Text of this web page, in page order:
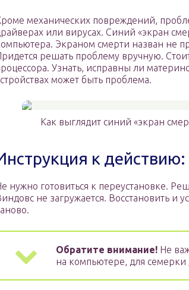
механических повреждений,
или вирусах. Синий «экран
Экраном смерти назван не
решать проблему вручную.
Узнать, исправны ли
может быть проблема.
Как выглядит синий «экран
к действию:
нужно готовиться к переустановке.
не загружается. Восстановить и
Обратите внимание! Не
на компьютере, для семерки